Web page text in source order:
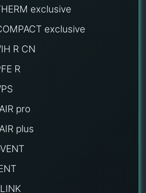
exclusive
exclusive
R CN
R
pro
plus